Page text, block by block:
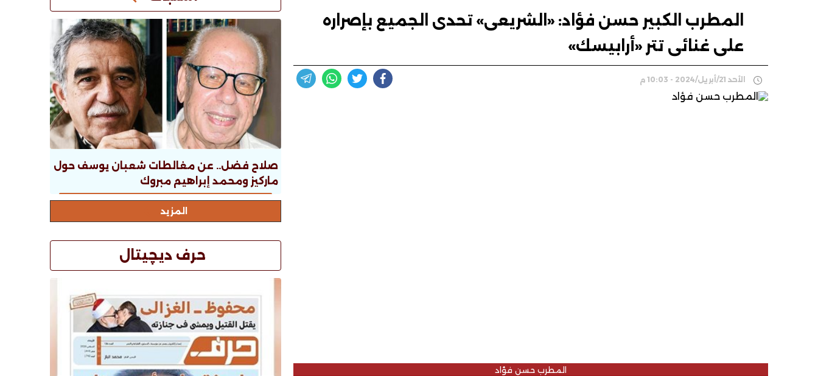
المطرب الكبير حسن فؤاد: «الشريعى» تحدى الجميع بإصراره
على غنائى تتر «أرابيسك»
الأحد 21/أبريل/2024 - 10:03 م
المطرب حسن فؤاد
صلاح فضل.. عن مغالطات شعبان يوسف حول
ماركيز ومحمد إبراهيم مبروك
المزيد
حرف ديچيتال